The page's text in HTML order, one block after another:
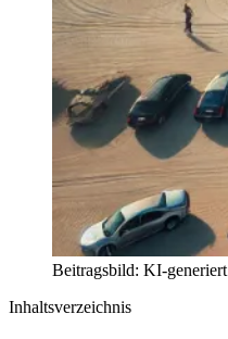
Beitragsbild: KI-generiert
Inhaltsverzeichnis